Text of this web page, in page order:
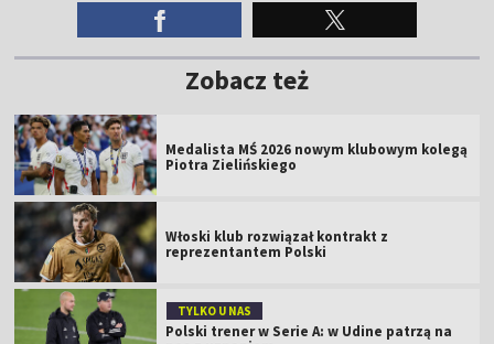
Zobacz też
Medalista MŚ 2026 nowym klubowym kolegą
Piotra Zielińskiego
Włoski klub rozwiązał kontrakt z
reprezentantem Polski
TYLKO U NAS
Polski trener w Serie A: w Udine patrzą na